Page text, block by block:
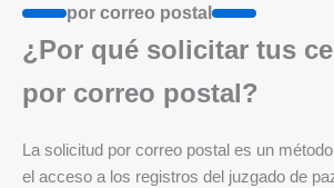
por correo postal
¿Por qué solicitar tus
por correo postal?
La solicitud por correo postal es un
el acceso a los registros del juzgado de